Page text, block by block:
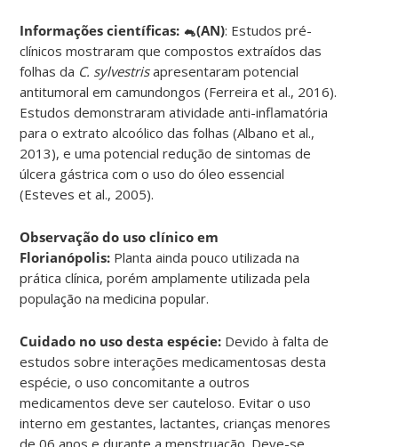
Informações científicas: 🐁(AN): Estudos pré-
clínicos mostraram que compostos extraídos das
folhas da C. sylvestrisapresentaram potencial
antitumoral em camundongos (Ferreira et al., 2016).
Estudos demonstraram atividade anti-inflamatória
para o extrato alcoólico das folhas (Albano et al.,
2013), e uma potencial redução de sintomas de
úlcera gástrica com o uso do óleo essencial
(Esteves et al., 2005).
Observação do uso clínico em
Florianópolis: Planta ainda pouco utilizada na
prática clínica, porém amplamente utilizada pela
população na medicina popular.
Cuidado no uso desta espécie: Devido à falta de
estudos sobre interações medicamentosas desta
espécie, o uso concomitante a outros
medicamentos deve ser cauteloso. Evitar o uso
interno em gestantes, lactantes, crianças menores
de 06 anos e durante a menstruação. Deve-se